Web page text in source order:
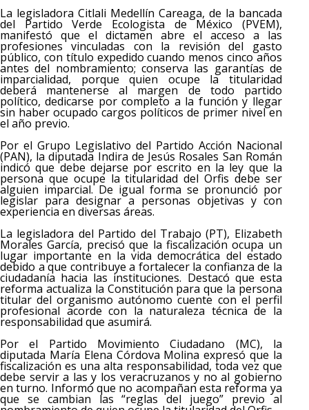
La legisladora Citlali Medellín Careaga, de la bancada
del Partido Verde Ecologista de México (PVEM),
manifestó que el dictamen abre el acceso a las
profesiones vinculadas con la revisión del gasto
público, con título expedido cuando menos cinco años
antes del nombramiento; conserva las garantías de
imparcialidad, porque quien ocupe la titularidad
deberá mantenerse al margen de todo partido
político, dedicarse por completo a la función y llegar
sin haber ocupado cargos políticos de primer nivel en
el año previo.
Por el Grupo Legislativo del Partido Acción Nacional
(PAN), la diputada Indira de Jesús Rosales San Román
indicó que debe dejarse por escrito en la ley que la
persona que ocupe la titularidad del Orfis debe ser
alguien imparcial. De igual forma se pronunció por
legislar para designar a personas objetivas y con
experiencia en diversas áreas.
La legisladora del Partido del Trabajo (PT), Elizabeth
Morales García, precisó que la fiscalización ocupa un
lugar importante en la vida democrática del estado
debido a que contribuye a fortalecer la confianza de la
ciudadanía hacia las instituciones. Destacó que esta
reforma actualiza la Constitución para que la persona
titular del organismo autónomo cuente con el perfil
profesional acorde con la naturaleza técnica de la
responsabilidad que asumirá.
Por el Partido Movimiento Ciudadano (MC), la
diputada María Elena Córdova Molina expresó que la
fiscalización es una alta responsabilidad, toda vez que
debe servir a las y los veracruzanos y no al gobierno
en turno. Informó que no acompañan esta reforma ya
que se cambian las “reglas del juego” previo al